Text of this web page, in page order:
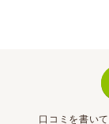
口コミを書いて